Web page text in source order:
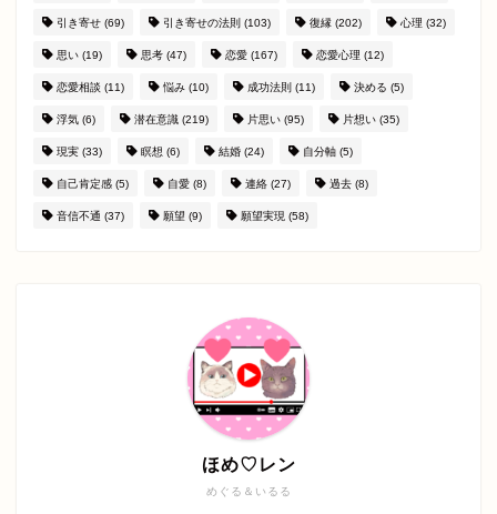
引き寄せ (69) 引き寄せの法則 (103) 復縁 (202) 心理 (32)
思い (19) 思考 (47) 恋愛 (167) 恋愛心理 (12)
恋愛相談 (11) 悩み (10) 成功法則 (11) 決める (5)
浮気 (6) 潜在意識 (219) 片思い (95) 片想い (35)
現実 (33) 瞑想 (6) 結婚 (24) 自分軸 (5)
自己肯定感 (5) 自愛 (8) 連絡 (27) 過去 (8)
音信不通 (37) 願望 (9) 願望実現 (58)
めぐる＆いるる
ほめ♡レン